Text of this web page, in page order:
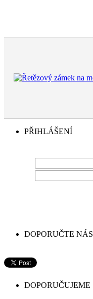
PŘIHLÁŠENÍ
DOPORUČTE NÁS
DOPORUČUJEME